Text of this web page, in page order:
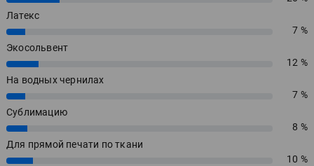
Латекс
7%
7 %
Экосольвент
12%
12 %
На водных чернилах
7%
7 %
Сублимацию
8%
8 %
Для прямой печати по ткани
10%
10 %